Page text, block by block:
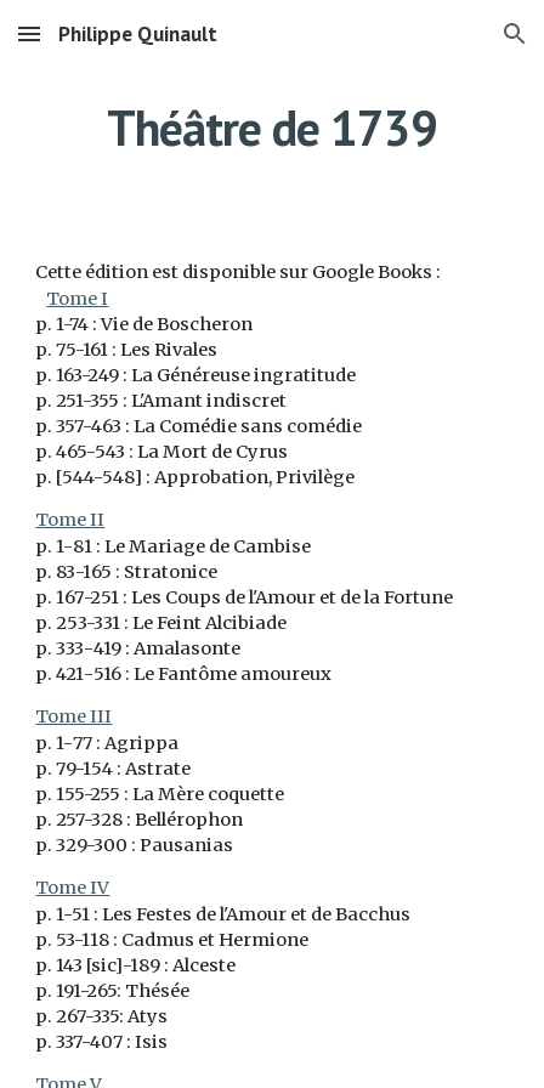
Skip to main content Skip to navigation
Philippe Quinault
Théâtre de 1739
Cette édition est disponible sur Google Books :
Tome I
p. 1-74 : Vie de Boscheron
p. 75-161 : Les Rivales
p. 163-249 : La Généreuse ingratitude
p. 251-355 : L'Amant indiscret
p. 357-463 : La Comédie sans comédie
p. 465-543 : La Mort de Cyrus
p. [544-548] : Approbation, Privilège
Tome II
p. 1-81 : Le Mariage de Cambise
p. 83-165 : Stratonice
p. 167-251 : Les Coups de l'Amour et de la Fortune
p. 253-331 : Le Feint Alcibiade
p. 333-419 : Amalasonte
p.421-516 : Le Fantôme amoureux
Tome III
p. 1-77 : Agrippa
p. 79-154 : Astrate
p. 155-255 : La Mère coquette
p. 257-328 : Bellérophon
p. 329-300 : Pausanias
Tome IV
p. 1-51 : Les Festes de l'Amour et de Bacchus
p. 53-118 : Cadmus et Hermione
p. 143 [sic]-189 : Alceste
p. 191-265: Thésée
p. 267-335: Atys
p. 337-407 : Isis